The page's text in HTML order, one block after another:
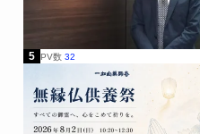
5 PV数 32